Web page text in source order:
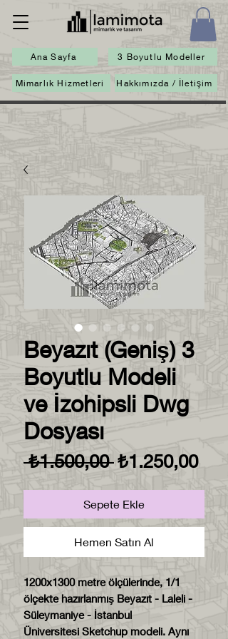
Ana Sayfa 3 Boyutlu Modeller
Mimarlık Hizmetleri Hakkımızda / İletişim
Beyazıt (Geniş) 3
Boyutlu Modeli
ve İzohipsli Dwg
Dosyası
₺1.500,00 Normal
Fiyat
₺1.250,00
Sepete Ekle
Hemen Satın Al
1200x1300 metre ölçülerinde, 1/1
ölçekte hazırlanmış Beyazıt - Laleli -
Süleymaniye - İstanbul
Üniversitesi Sketchup modeli. Aynı